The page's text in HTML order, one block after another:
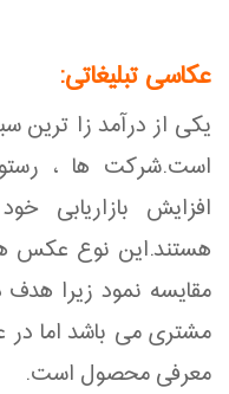
عکاسی تبلیغاتی:
یکی از درآمد زا ترین
است.شرکت ها ،
افزایش بازاریابی
هستند.این نوع عکس
مقایسه نمود زیرا
مشتری می باشد اما
معرفی محصول است.